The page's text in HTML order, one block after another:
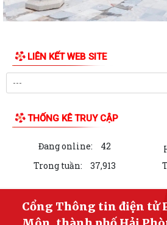
Chỉ thị số 06-CT/TW của Bộ Chính trị về
Đảng đối với công tác kiểm sát...
năm 2026
PHƯỜNG KINH MÔN TRIỂN KHAI CHIẾN
Thông báo Lịch làm việc của Lãnh đạo
Đảng ủy phường Kinh Môn giao ban Bí
phố tháng 8 năm 2026.
Lưu Hạ vô địch Giải bóng đá Thiếu niên
LIÊN KẾT WEB SITE
THỐNG KÊ TRUY CẬP
Đang online: 42
Trong tuần:
37,913
Cổng Thông tin điện tử